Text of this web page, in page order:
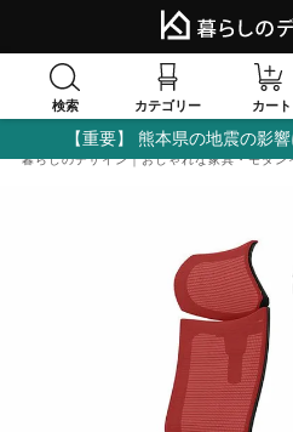
検索 カテゴリー カート
【重要】 熊本県の地震の影
暮らしのデザイン｜おしゃれな家具・モダ